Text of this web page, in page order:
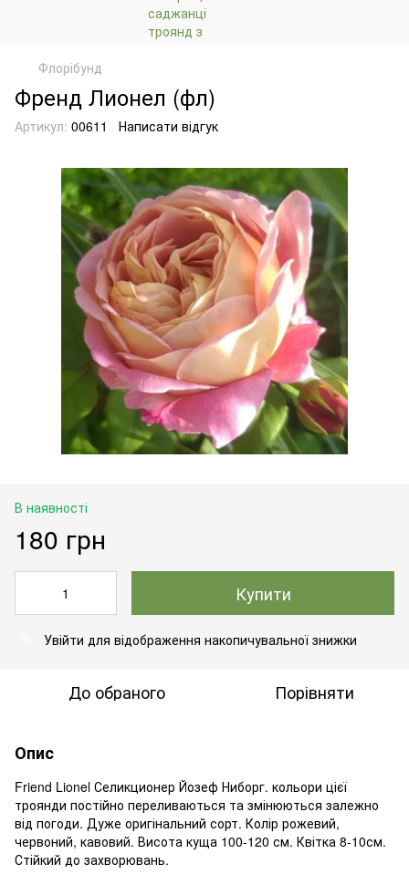
Флорібунд
Френд Лионел (фл)
Артикул: 00611 Написати відгук
В наявності
180 грн
Купити
Увійти для відображення накопичувальної знижки
До обраного Порівняти
Опис
Friend Lionel Селикционер Йозеф Ниборг. кольори цієї
троянди постійно переливаються та змінюються залежно
від погоди. Дуже оригінальний сорт. Колір рожевий,
червоний, кавовий. Висота куща 100-120 см. Квітка 8-10см.
Стійкий до захворювань.